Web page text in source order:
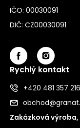
IČO: 00030091
DIČ: CZ00030091
Rychlý kontakt
+420 481 357 216
Zakázková